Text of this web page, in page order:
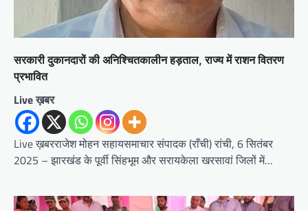
सरकारी दुकानदारों की अनिश्चितकालीन हड़ताल, राज्य में राशन वितरण
प्रभावित
Live ख़बर
Live ख़बरराजेश मोहन सहायसमाचार संपादक (राँची) रांची, 6 सितंबर
2025 – झारखंड के पूर्वी सिंहभूम और सरायकेला खरसावां जिलों में…